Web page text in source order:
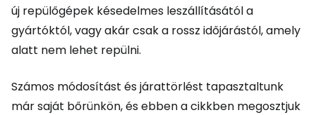
új repülőgépek késedelmes leszállításától a
gyártóktól, vagy akár csak a rossz időjárástól, amely
alatt nem lehet repülni.
Számos módosítást és járattörlést tapasztaltunk
már saját bőrünkön, és ebben a cikkben megosztjuk